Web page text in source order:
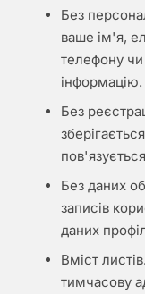
Без
ваше ім'я,
телефону чи
інформацію.
Без
Без даних
записів
даних
Вміст
тимчасову